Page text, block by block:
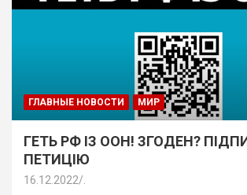
ГЛАВНЫЕ НОВОСТИ МИР
ГЕТЬ РФ ІЗ ООН! ЗГОДЕН?
ПЕТИЦІЮ
16.12.2022